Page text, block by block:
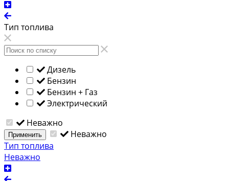
Тип топлива
Дизель
Бензин
Бензин + Газ
Электрический
Неважно
Применить
Неважно
Тип топлива
Неважно